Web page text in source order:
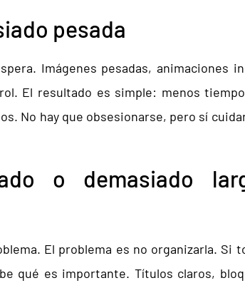
pesada
Imágenes pesadas, animaciones
El resultado es simple: menos
No hay que obsesionarse, pero sí
o demasiado
El problema es no organizarla. Si
qué es importante. Títulos claros,